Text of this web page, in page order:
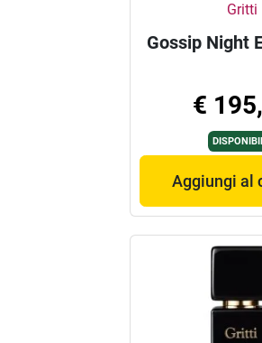
Gritti
Gossip Night
€
Aggiungi al